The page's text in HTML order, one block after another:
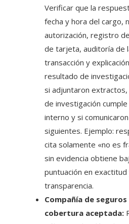
Verificar que la
fecha y hora del cargo,
autorización, registro
de tarjeta, auditoría de
transacción y
resultado de
si adjuntaron extractos,
de investigación cumple
interno y si
siguientes. Ejemplo:
cita solamente «no es
sin evidencia obtiene
puntuación en exactitud
transparencia.
Compañía de
cobertura aceptada: